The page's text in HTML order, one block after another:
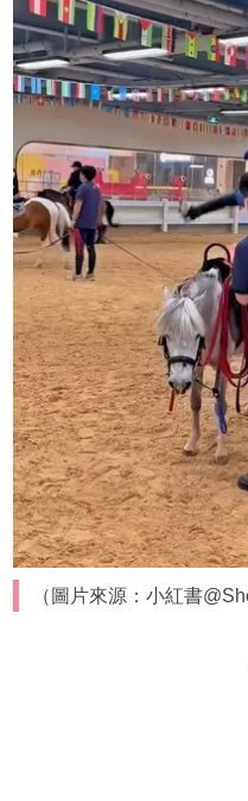
（圖片來源：小紅書